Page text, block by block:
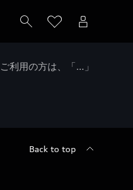
利用の方は、「…」
Back to top